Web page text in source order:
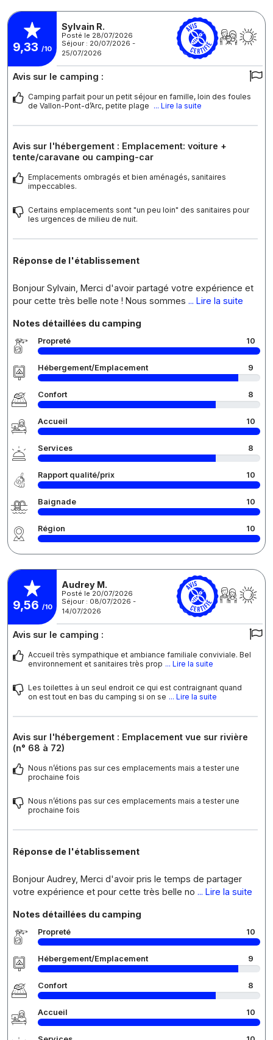
9,33 /10
Sylvain R.
Posté le 28/07/2026
Séjour : 20/07/2026 -
25/07/2026
Avis sur le camping :
Camping parfait pour un petit séjour en famille, loin des foules
de Vallon-Pont-d’Arc, petite plage ... Lire la suite
Avis sur l'hébergement : Emplacement: voiture +
tente/caravane ou camping-car
Emplacements ombragés et bien aménagés, sanitaires
impeccables.
Certains emplacements sont "un peu loin" des sanitaires pour
les urgences de milieu de nuit.
Réponse de l'établissement
Bonjour Sylvain, Merci d'avoir partagé votre expérience et
pour cette très belle note ! Nous sommes ... Lire la suite
Notes détaillées du camping
Propreté 10
Hébergement/Emplacement 9
Confort 8
Accueil 10
Services 8
Rapport qualité/prix 10
Baignade 10
Région 10
9,56 /10
Audrey M.
Posté le 20/07/2026
Séjour : 08/07/2026 -
14/07/2026
Avis sur le camping :
Accueil très sympathique et ambiance familiale conviviale. Bel
environnement et sanitaires très prop ... Lire la suite
Les toilettes à un seul endroit ce qui est contraignant quand
on est tout en bas du camping si on se ... Lire la suite
Avis sur l'hébergement : Emplacement vue sur rivière
(n° 68 à 72)
Nous n’étions pas sur ces emplacements mais a tester une
prochaine fois
Nous n’étions pas sur ces emplacements mais a tester une
prochaine fois
Réponse de l'établissement
Bonjour Audrey, Merci d'avoir pris le temps de partager
votre expérience et pour cette très belle no ... Lire la suite
Notes détaillées du camping
Propreté 10
Hébergement/Emplacement 9
Confort 8
Accueil 10